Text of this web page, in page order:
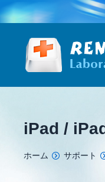
iPad /
You are here:
ホーム サポート